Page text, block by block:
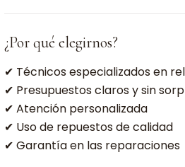
¿Por qué elegirnos?
✔ Técnicos especializados en
✔ Presupuestos claros y sin
✔ Atención personalizada
✔ Uso de repuestos de calidad
✔ Garantía en las reparaciones